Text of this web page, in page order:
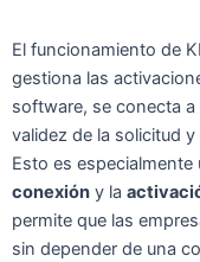
El funcionamiento de
gestiona las
software, se conecta a
validez de la solicitud
Esto es especialmente
conexión y la
permite que las
sin depender de una